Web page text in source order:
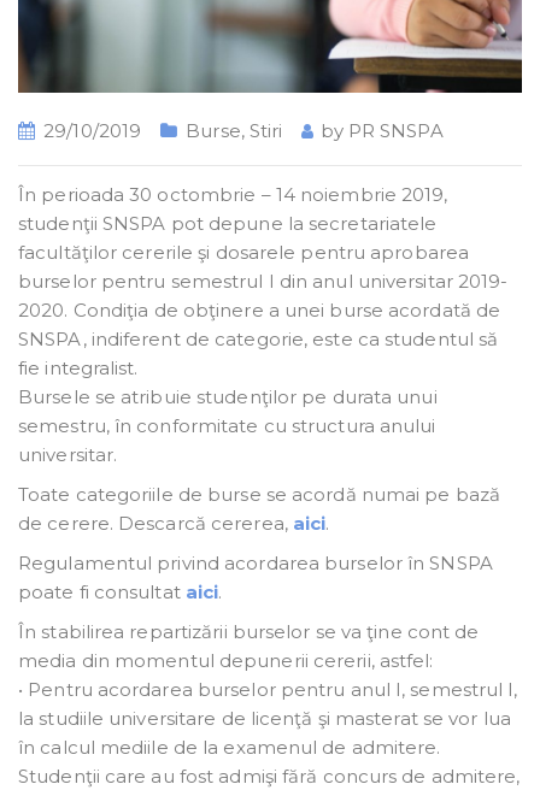
29/10/2019 Burse, Stiri by PR SNSPA
În perioada 30 octombrie – 14 noiembrie 2019,
studenţii SNSPA pot depune la secretariatele
facultăţilor cererile şi dosarele pentru aprobarea
burselor pentru semestrul I din anul universitar 2019-
2020. Condiţia de obţinere a unei burse acordată de
SNSPA, indiferent de categorie, este ca studentul să
fie integralist.
Bursele se atribuie studenţilor pe durata unui
semestru, în conformitate cu structura anului
universitar.
Toate categoriile de burse se acordă numai pe bază
de cerere. Descarcă cererea, aici.
Regulamentul privind acordarea burselor în SNSPA
poate fi consultat aici.
În stabilirea repartizării burselor se va ţine cont de
media din momentul depunerii cererii, astfel:
• Pentru acordarea burselor pentru anul I, semestrul I,
la studiile universitare de licenţă şi masterat se vor lua
în calcul mediile de la examenul de admitere.
Studenţii care au fost admişi fără concurs de admitere,